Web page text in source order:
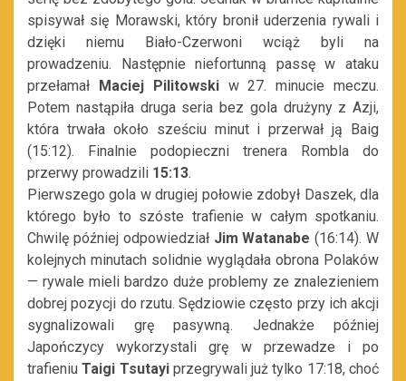
spisywał się Morawski, który bronił uderzenia rywali i
dzięki niemu Biało-Czerwoni wciąż byli na
prowadzeniu. Następnie niefortunną passę w ataku
przełamał Maciej Pilitowski w 27. minucie meczu.
Potem nastąpiła druga seria bez gola drużyny z Azji,
która trwała około sześciu minut i przerwał ją Baig
(15:12). Finalnie podopieczni trenera Rombla do
przerwy prowadzili 15:13.
Pierwszego gola w drugiej połowie zdobył Daszek, dla
którego było to szóste trafienie w całym spotkaniu.
Chwilę później odpowiedział Jim Watanabe (16:14). W
kolejnych minutach solidnie wyglądała obrona Polaków
— rywale mieli bardzo duże problemy ze znalezieniem
dobrej pozycji do rzutu. Sędziowie często przy ich akcji
sygnalizowali grę pasywną. Jednakże później
Japończycy wykorzystali grę w przewadze i po
trafieniuTaigi Tsutayiprzegrywali już tylko 17:18, choć